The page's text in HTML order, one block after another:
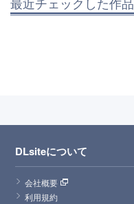
DLsiteについて
会社概要
利用規約